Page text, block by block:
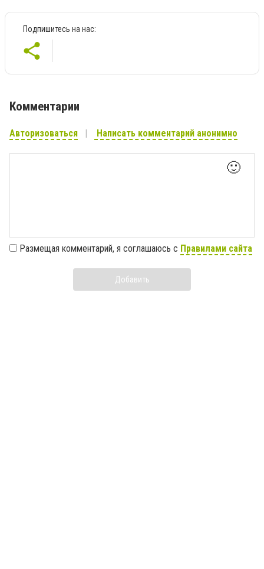
Подпишитесь на нас:
Комментарии
Авторизоваться Написать комментарий анонимно
🙂
Размещая комментарий, я соглашаюсь с Правилами сайта
Добавить